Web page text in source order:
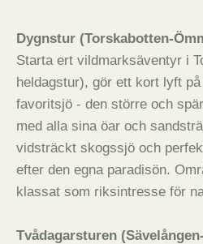
Dygnstur (Torskabotten-
Starta ert vildmarksäventyr i
heldagstur), gör ett kort lyft
favoritsjö - den större och
med alla sina öar och
vidsträckt skogssjö och
efter den egna paradisön.
klassat som riksintresse för
Tvådagarsturen